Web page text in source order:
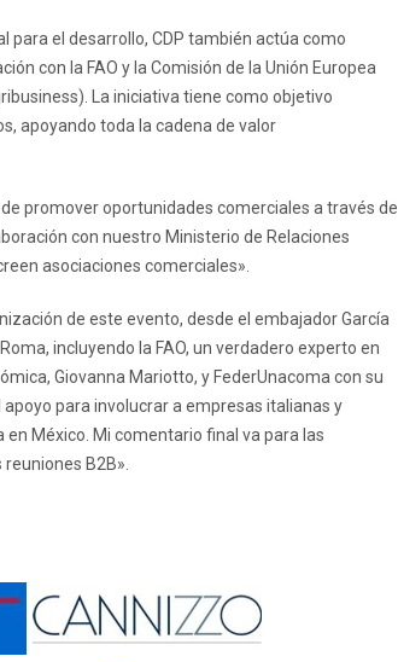
para el desarrollo, CDP también actúa como
con la FAO y la Comisión de la Unión Europea
La iniciativa tiene como objetivo
apoyando toda la cadena de valor
promover oportunidades comerciales a través de
con nuestro Ministerio de Relaciones
asociaciones comerciales».
de este evento, desde el embajador García
incluyendo la FAO, un verdadero experto en
Giovanna Mariotto, y FederUnacoma con su
para involucrar a empresas italianas y
México. Mi comentario final va para las
B2B».